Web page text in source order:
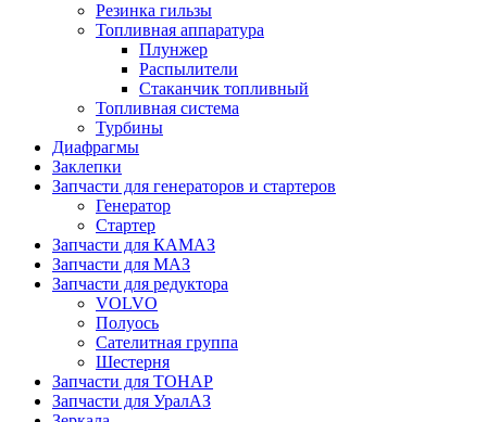
Резинка гильзы
Топливная аппаратура
Плунжер
Распылители
Стаканчик топливный
Топливная система
Турбины
Диафрагмы
Заклепки
Запчасти для генераторов и стартеров
Генератор
Стартер
Запчасти для КАМАЗ
Запчасти для МАЗ
Запчасти для редуктора
VOLVO
Полуось
Сателитная группа
Шестерня
Запчасти для ТОНАР
Запчасти для УралАЗ